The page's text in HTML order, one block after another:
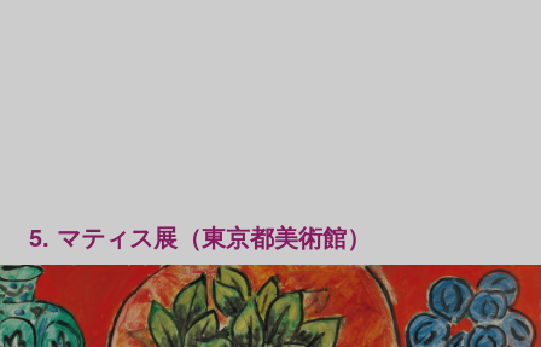
5. マティス展（東京都美術館）